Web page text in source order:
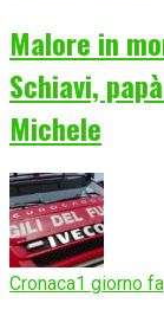
Malore in
Schiavi,
Michele
Cronaca1 giorno fa